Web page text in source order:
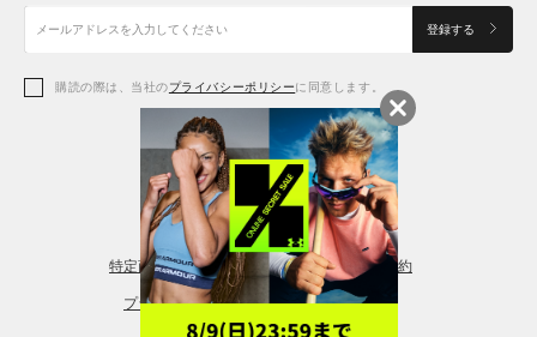
アクセサリー
アクセサリー
シューズ
アクセサリー
レギンス＆タイツ
シューズ
登録する
購読の際は、当社のプライバシーポリシーに同意します。
特定商取引法に基づく通販の表記 会員規約
プライバシーポリシー